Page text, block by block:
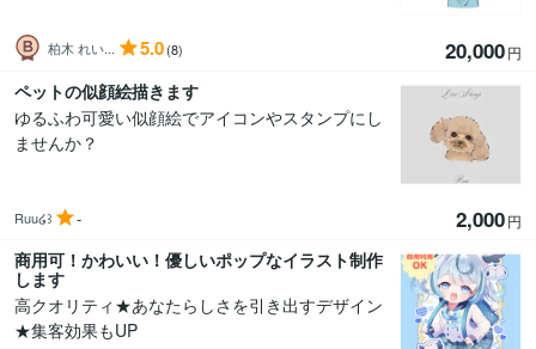
柏木 れい... 5.0(8) 20,000円
ペットの似顔絵描きます
ゆるふわ可愛い似顔絵でアイコンやスタンプにし
ませんか？
Ruu໒꒱ - 2,000円
商用可！かわいい！優しいポップなイラスト制作
します
高クオリティ★あなたらしさを引き出すデザイン
★集客効果もUP